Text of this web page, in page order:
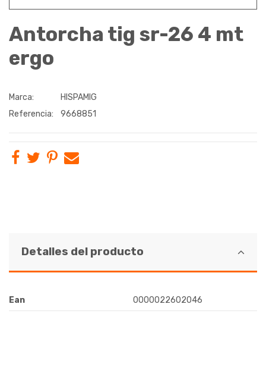
Antorcha tig sr-26 4 mt
ergo
Marca:
HISPAMIG
Referencia:
9668851
Detalles del producto
Ean 0000022602046